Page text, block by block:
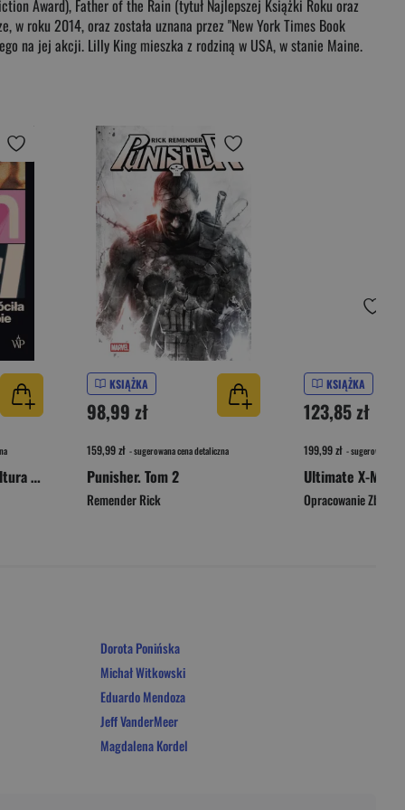
Award), Father of the Rain (tytuł Najlepszej Książki Roku oraz
roku 2014, oraz została uznana przez "New York Times Book
na jej akcji. Lilly King mieszka z rodziną w USA, w stanie Maine.
Girl on Girl. Jak popkultura zwróciła kobiety przeciw sobie
KSIĄŻKA
98,99 zł
159,99 zł - sugerowana cena detaliczna
Punisher. Tom 2
Remender Rick
KSIĄŻKA
123,85 zł
199,99 zł - sugerowana
Ultimate X-Men.
Opracowanie
Dorota Ponińska
Michał Witkowski
Eduardo Mendoza
Jeff VanderMeer
Magdalena Kordel